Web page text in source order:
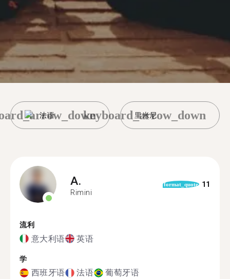
法语 里米尼
keyboard_arrow_down
A.
Rimini
format_quote 11
流利
意大利语 英语
学
西班牙语 法语 葡萄牙语